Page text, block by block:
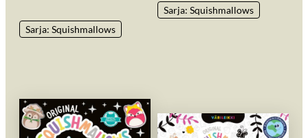
Sarja: Squishmallows
Sarja: Squishmallows